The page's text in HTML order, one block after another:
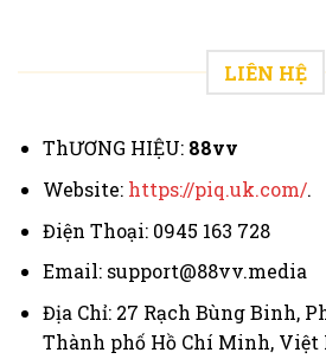
LIÊN HỆ
ThƯƠNG HIỆU: 88vv
Website: https://piq.uk.com/.
Điện Thoại: 0945 163 728
Email: support@88vv.media
Địa Chỉ: 27 Rạch Bùng Binh,
Thành phố Hồ Chí Minh, Việt